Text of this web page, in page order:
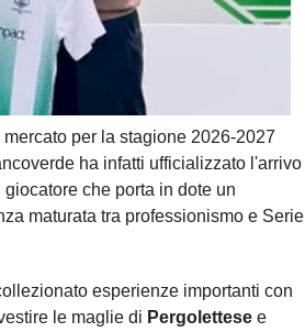
per la stagione 2026-2027
ha infatti ufficializzato l'arrivo
giocatore che porta in dote un
maturata tra professionismo e Serie
esperienze importanti con
le maglie di Pergolettese e